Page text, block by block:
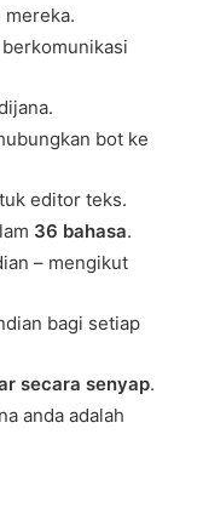
mereka.
bot ke
editor teks.
36 bahasa.
– mengikut
bagi setiap
secara senyap.
anda adalah